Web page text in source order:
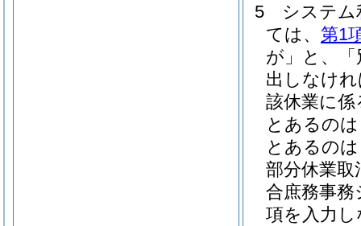
5
システム
ては、 第1
が」と、
出しなけ
該休業に
とあるの
とあるの
部分休業
合庶務事
項を入力